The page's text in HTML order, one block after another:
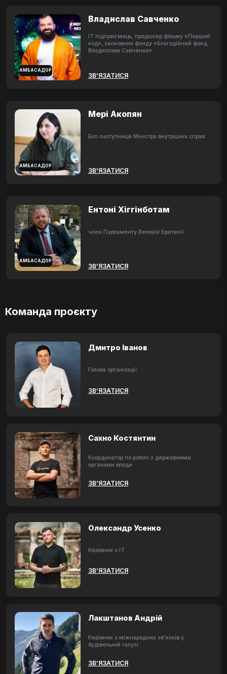
АМБАСАДОР
Владислав Савченко
ІТ підприємець, продюсер фільму «Перший
код», засновник фонду «Благодійний фонд
Владислава Савченка»
ЗВ'ЯЗАТИСЯ
АМБАСАДОР
Мері Акопян
Екс-заступниця Міністра внутрішніх справ
ЗВ'ЯЗАТИСЯ
АМБАСАДОР
Ентоні Хіггінботам
член Парламенту Великої Британії
ЗВ'ЯЗАТИСЯ
Команда проєкту
Дмитро Іванов
Голова організації
ЗВ’ЯЗАТИСЯ
Сахно Костянтин
Координатор по роботі з державними
органами влади
ЗВ’ЯЗАТИСЯ
Олександр Усенко
Керівник з ІТ
ЗВ’ЯЗАТИСЯ
Лакштанов Андрій
Керівник з міжнародних зв'язків у
будівельній галузі
ЗВ’ЯЗАТИСЯ